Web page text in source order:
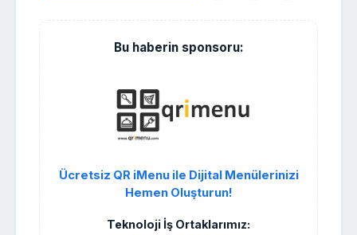
Bu haberin sponsoru:
Ücretsiz QR iMenu ile Dijital Menülerinizi
Hemen Oluşturun!
Teknoloji İş Ortaklarımız: